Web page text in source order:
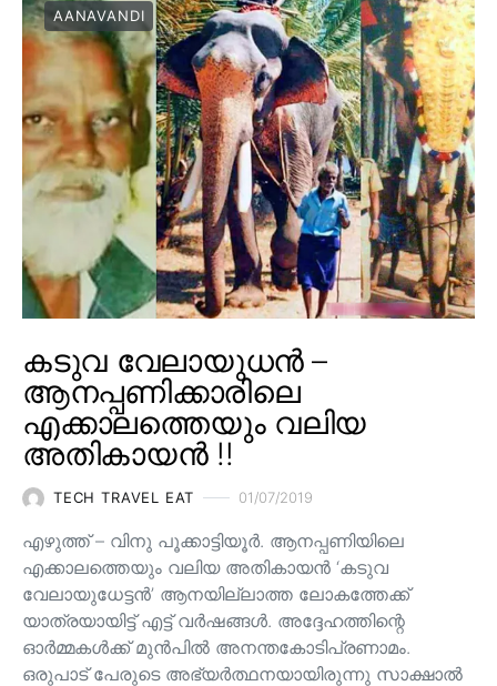
AANAVANDI
കടുവ വേലായുധൻ –
ആനപ്പണിക്കാരിലെ
എക്കാലത്തെയും വലിയ
അതികായൻ !!
TECH TRAVEL EAT 01/07/2019
എഴുത്ത് – വിനു പൂക്കാട്ടിയൂർ. ആനപ്പണിയിലെ
എക്കാലത്തെയും വലിയ അതികായൻ ‘കടുവ
വേലായുധേട്ടൻ’ ആനയില്ലാത്ത ലോകത്തേക്ക്
യാത്രയായിട്ട് എട്ട് വർഷങ്ങൾ. അദ്ദേഹത്തിന്റെ
ഓർമ്മകൾക്ക് മുൻപിൽ അനന്തകോടിപ്രണാമം.
ഒരുപാട് പേരുടെ അഭ്യർത്ഥനയായിരുന്നു സാക്ഷാൽ